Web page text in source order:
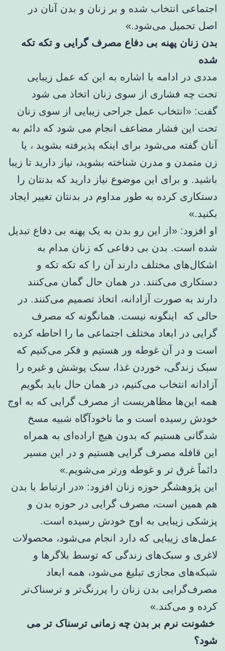
اجتماعی انتخاب شده و بر زنان و بدن آنان در
اصل تحمیل می‌شود.»
بدن زنان پهنه بی دفاع مصرف گرایی و تکه تکه
شده
مددی در ادامه با اشاره به این که عمل زیبایی
تحت چه فشاری از سوی زنان اتخاذ می شود
گفت: «انتخاب عمل جراحی زیبایی از سوی زنان
تحت این فشار مضاعف انجام می شود که دائم به
آنان گفته می‌شود برای اینکه پذیرفته بشوید ، یا
زن متمدن و مدرن شناخته بشوید، نیاز دارید تا زیبا
باشید. و برای این موضوع نیاز دارید که بدنتان را
دستکاری کرده به طور مداوم در بدنتان تغییر ایجاد
بکنید.»
او افزود: «از این رو بدن به یک پهنه بی دفاع تبدیل
شده است. بدن بی دفاعی که زنان مدام به
اشکال‌های مختلف دارند آن را که تکه تکه و
دستکاری می‌کنند. در همان حال گمان می‌کنند
دارند به صورت آزادانه، اتخاذ تصمیم می‌کنند. در
حالی که اینگونه نیست. همانگونه که مصرف
گرایی در ابعاد مختلف اجتماعی ما را احاطه کرده
است و در آن غوطه ور هستیم و فکر می‌کنیم که
سبک زندگی، خوردن غذا، سبک پوشش و غیره را
آزادانه انتخاب می‌کنیم، در همان حال باید بگویم
همه این‌ها مظاهریست از مصرف گرایی که به اوج
خودش رسیده است و ما ناخودآگاه شبیه مسخ
شدگانی هستیم که بدون هیچ اراده‌ای به همراه
این قافله مصرف گرایی هستیم و در این مسیر
دائماً غرق تر و غوطه ورتر می‌شویم.»
این پژوهشگر حوزه زنان افزود: «در ارتباط با بدن
هم همین است، مصرف گرایی در حوزه بدن و
پزشکی زیبایی به اوج خودش رسیده است.
عمل‌های زیبایی که دارد انجام می‌شود، محصولات
لاغری و سبک‌های زندگی که توسط بلاگرها و
شبکه‌های مجازی تبلیغ می‌شود، همه ابعاد
مصرف‌گرایی بدن زنان را پررنگ‌تر و ترسناک‌تر
کرده و می‌کند.»
خشونت نرم بر بدن چه زمانی ترسناک تر می
شود؟